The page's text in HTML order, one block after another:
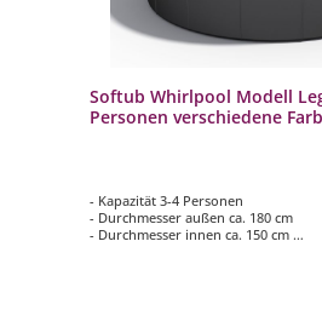
Softub Whirlpool Modell
Personen verschiedene
- Kapazität 3-4 Personen
- Durchmesser außen ca. 180 cm
- Durchmesser innen ca. 150 cm